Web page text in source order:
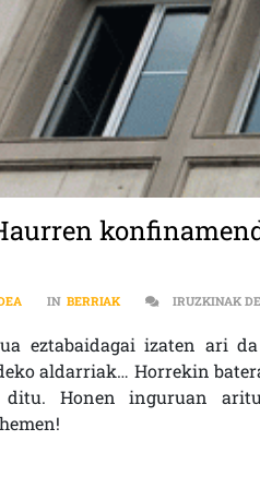
IN BERRIAK IRUZKINAK
eztabaidagai izaten ari
aldarriak… Horrekin
Honen inguruan